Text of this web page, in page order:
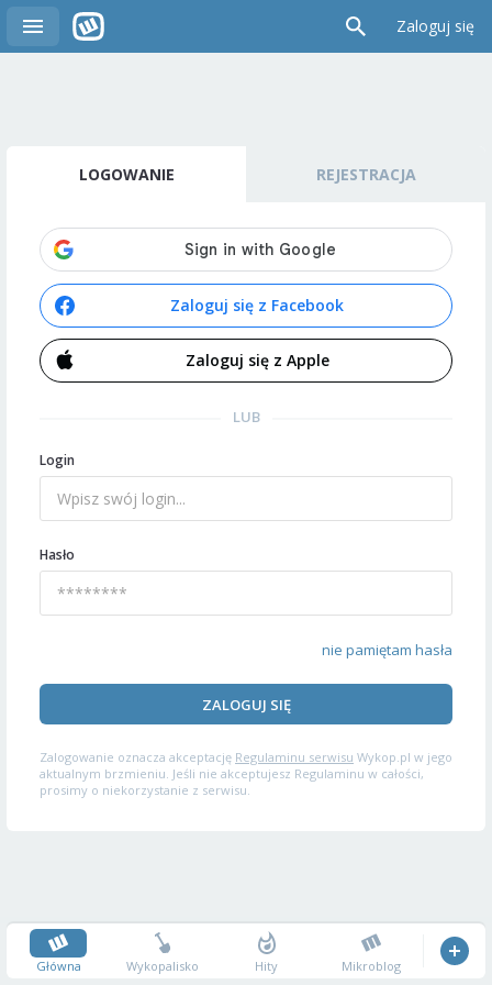
Zaloguj się
LOGOWANIE REJESTRACJA
Zaloguj się z Facebook
Zaloguj się z Apple
LUB
Login
Hasło
nie pamiętam hasła
ZALOGUJ SIĘ
Zalogowanie oznacza akceptację Regulaminu serwisu Wykop.pl w jego
aktualnym brzmieniu. Jeśli nie akceptujesz Regulaminu w całości,
prosimy o niekorzystanie z serwisu.
Główna Wykopalisko Hity Mikroblog